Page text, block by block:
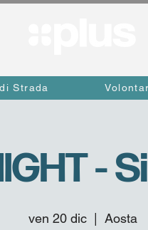
Strada
-
ven 20 dic
  |
Aosta